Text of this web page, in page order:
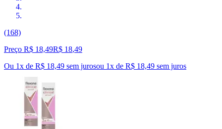
(168)
Preço R$ 18,49R$ 18,49
Ou 1x de R$ 18,49 sem jurosou 1x de R$ 18,49 sem juros